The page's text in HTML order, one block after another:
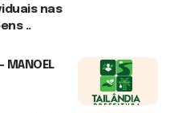
nas
..
MANOEL